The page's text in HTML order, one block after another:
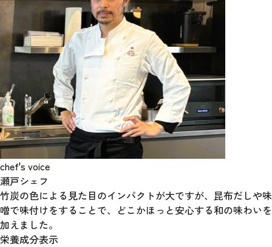
chef's voice
瀬戸シェフ
竹炭の色による見た目のインパクトが大ですが、昆布だしや味
噌で味付けをすることで、どこかほっと安心する和の味わいを
加えました。
栄養成分表示